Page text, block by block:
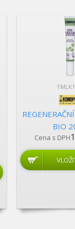
BIO
Cena s DPH